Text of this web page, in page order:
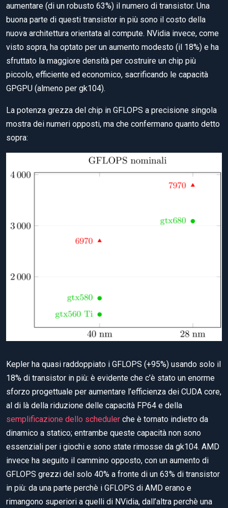
aumentare (di un robusto 63%) il numero di transistor. Una
buona parte di questi transistor in più sono il costo della
nuova architettura orientata al compute. NVidia invece, come
visto sopra, ha optato per un aumento modesto (il 18%) e ha
sfruttato la maggiore densità per costruire un chip più
piccolo, efficiente ed economico, sacrificando le capacità
GPGPU (almeno per gk104).
La potenza grezza del chip in GFLOPS a precisione singola
mostra dei numeri opposti, ma che confermano quanto detto
sopra:
Kepler ha quasi raddoppiato i GFLOPS (+95%) usando solo il
18% di transistor in più: è evidente che c’è stato un enorme
sforzo progettuale per aumentare l’efficienza dei CUDA core,
al di là della riduzione delle capacità FP64 e della
semplificazione dello scheduler che è tornato indietro da
dinamico a statico; entrambe queste capacità non sono
essenziali per i giochi e sono state rimosse da gk104. AMD
invece ha seguito il cammino opposto, con un aumento di
GFLOPS grezzi del solo 40% a fronte di un 63% di transistor
in più: da una parte perchè i GFLOPS di AMD erano e
rimangono superiori a quelli di NVidia, dall’altra perchè una